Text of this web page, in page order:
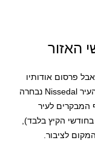
האזור
פרסום אודותיו
בכתב העת Aftenposten שינה את התמונה. כשהעיר Nissedal נבחרה
המבקרים לעיר
מבקרים כל יום בחודשי הקיץ בלבד),
לציבור.